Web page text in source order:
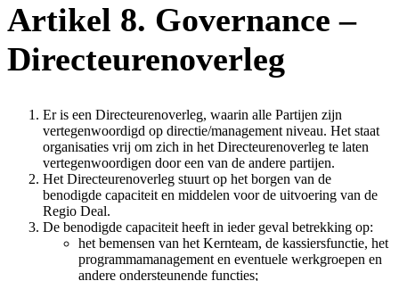
Artikel 8. Governance –
Directeurenoverleg
Er is een Directeurenoverleg, waarin alle Partijen zijn
vertegenwoordigd op directie/management niveau. Het staat
organisaties vrij om zich in het Directeurenoverleg te laten
vertegenwoordigen door een van de andere partijen.
Het Directeurenoverleg stuurt op het borgen van de
benodigde capaciteit en middelen voor de uitvoering van de
Regio Deal.
De benodigde capaciteit heeft in ieder geval betrekking op:
het bemensen van het Kernteam, de kassiersfunctie, het
programmamanagement en eventuele werkgroepen en
andere ondersteunende functies;